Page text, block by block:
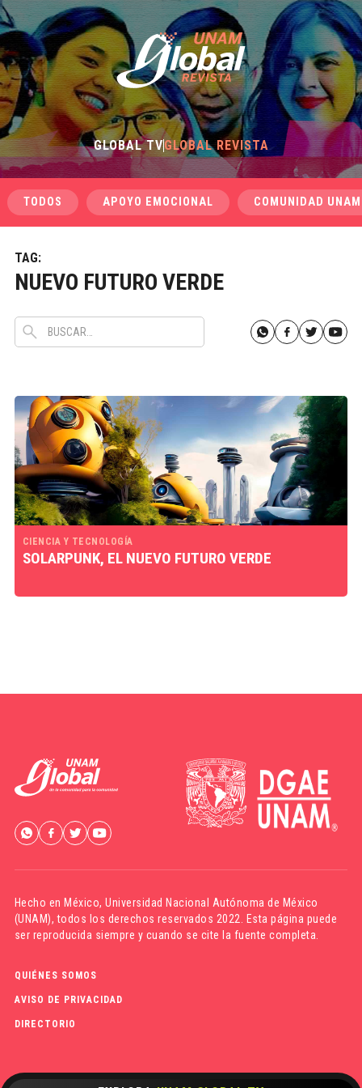
GLOBAL TVGLOBAL REVISTA
TODOS APOYO EMOCIONAL COMUNIDAD UNAM
TAG:
NUEVO FUTURO VERDE
CIENCIA Y TECNOLOGÍA
SOLARPUNK, EL NUEVO FUTURO VERDE
Hecho en México,Universidad Nacional Autónoma de México
(UNAM), todos los derechos reservados 2022. Esta página puede
ser reproducida siempre y cuando se cite la fuente completa.
QUIÉNES SOMOS
AVISO DE PRIVACIDAD
DIRECTORIO